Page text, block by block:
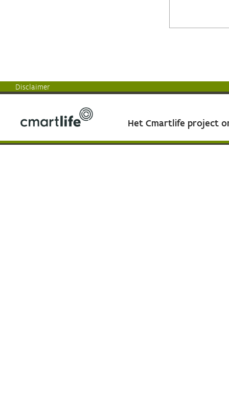
Disclaimer
Het Cmartlife project